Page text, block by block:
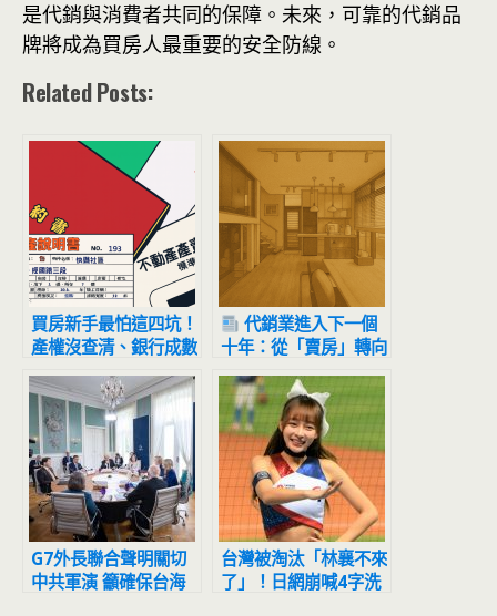
是代銷與消費者共同的保障。未來，可靠的代銷品
牌將成為買房人最重要的安全防線。
Related Posts:
買房新手最怕這四坑！
產權沒查清、銀行成數
被砍半 代書教你避開
「買屋地雷局」
代銷業進入下一個
十年：從「賣房」轉向
「解決居住問題」的新
戰局
G7外長聯合聲明關切
中共軍演 籲確保台海
台灣被淘汰「林襄不來
了」！日網崩喊4字洗